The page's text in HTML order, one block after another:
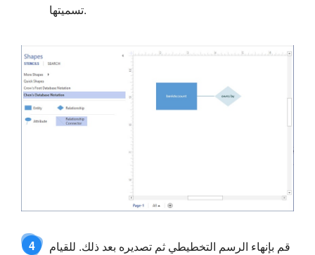
تسميتها.
4
قم بإنهاء الرسم التخطيطي ثم تصديره بعد ذلك. للقيام